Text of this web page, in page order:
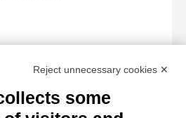
sull'Arte Licia e Carlo Ludovico
Reject unnecessary cookies ✕
some